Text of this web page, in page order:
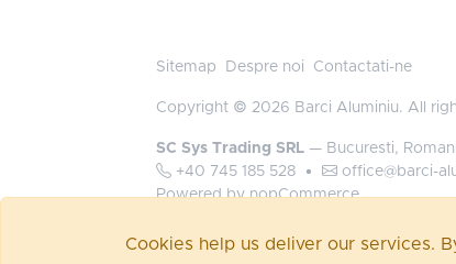
Sitemap Despre noi Contactati-ne
Copyright © 2026 Barci Aluminiu. All
SC Sys Trading SRL — Bucuresti,
+40 745 185 528 •
office@barci-
Powered bynopCommerce
Cookies help us deliver our services.